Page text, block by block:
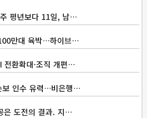
평년보다 11일, 남…
만대 육박…하이브…
전환확대·조직 개편…
보 인수 유력…비은행…
은 도전의 결과. 지…